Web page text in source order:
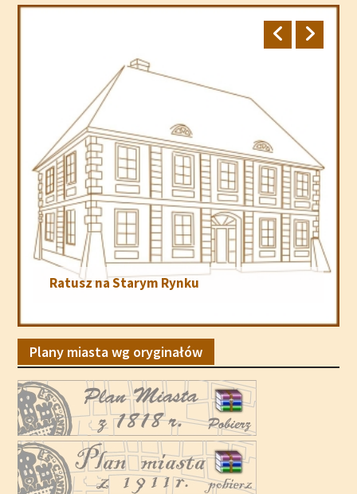
Ratusz na Starym Rynku
Plany miasta wg oryginałów